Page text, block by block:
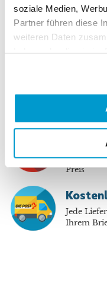
soziale Medien,
Partner führen diese
weiteren DatenBezahlen
Schweiz
Bis zu
Im Abo
zu 70%
Preis
Jede
Ihrem